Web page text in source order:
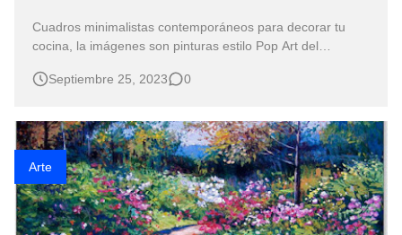
Cuadros minimalistas contemporáneos para decorar tu
cocina, la imágenes son pinturas estilo Pop Art del
Los diseños entre abstractos y modernos de sus cuadros
imágenes de bodegones contemporán…
Septiembre 25, 2023 0
Arte